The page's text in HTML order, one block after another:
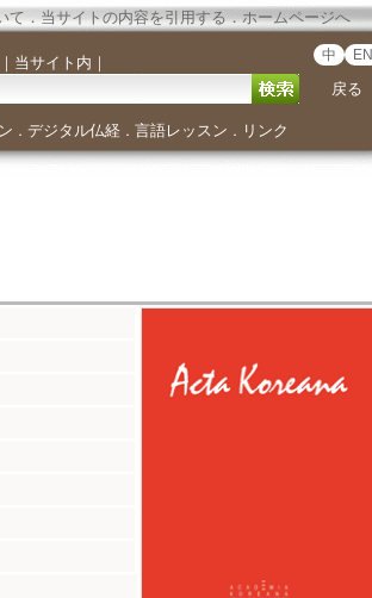
て．当サイトの内容を引用する．ホームページへ
｜ 当サイト内 ｜ 中 EN
戻る
． デジタル仏経． 言語レッスン ． リンク